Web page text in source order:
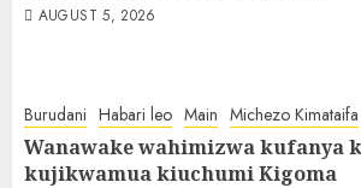
AUGUST 5, 2026
Burudani Habari leo Main Michezo Kimataifa
Wanawake wahimizwa kufanya
kujikwamua kiuchumi Kigoma